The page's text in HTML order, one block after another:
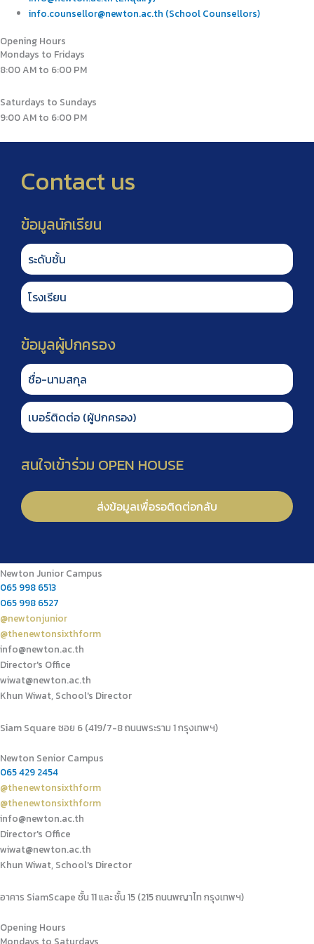
info.counsellor@newton.ac.th (School Counsellors)
Opening Hours
Mondays to Fridays
8:00 AM to 6:00 PM
Saturdays to Sundays
9:00 AM to 6:00 PM
Newton Junior Campus
065 998 6513
065 998 6527
@newtonjunior
@thenewtonsixthform
info@newton.ac.th
Director's Office
wiwat@newton.ac.th
Khun Wiwat, School's Director
Siam Square ซอย 6 (419/7-8 ถนนพระราม 1 กรุงเทพฯ)
Newton Senior Campus
065 429 2454
@thenewtonsixthform
@thenewtonsixthform
info@newton.ac.th
Director's Office
wiwat@newton.ac.th
Khun Wiwat, School's Director
อาคาร SiamScape ชั้น 11 และ ชั้น 15 (215 ถนนพญาไท กรุงเทพฯ)
Opening Hours